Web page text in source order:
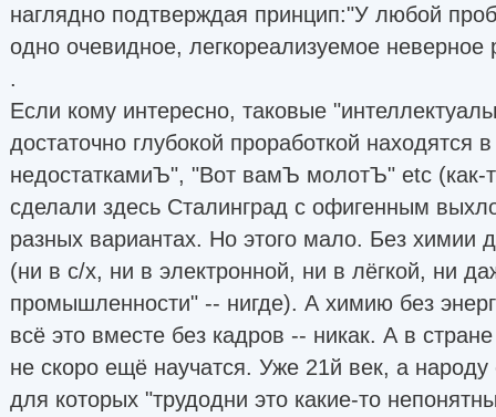
наглядно подтверждая принцип:"У любой
одно очевидное, легкореализуемое неверное
.
Если кому интересно, таковые
достаточно глубокой проработкой
недостаткамиЪ", "Вот вамЪ молотЪ" etc (как-
сделали здесь Сталинград с офигенным
разных вариантах. Но этого мало. Без химии
(ни в с/х, ни в электронной, ни в лёгкой, ни
промышленности" -- нигде). А химию без
всё это вместе без кадров -- никак. А в
не скоро ещё научатся. Уже 21й век, а народу
для которых "трудодни это какие-то